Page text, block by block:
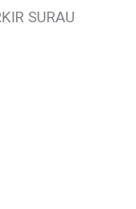
SURAU